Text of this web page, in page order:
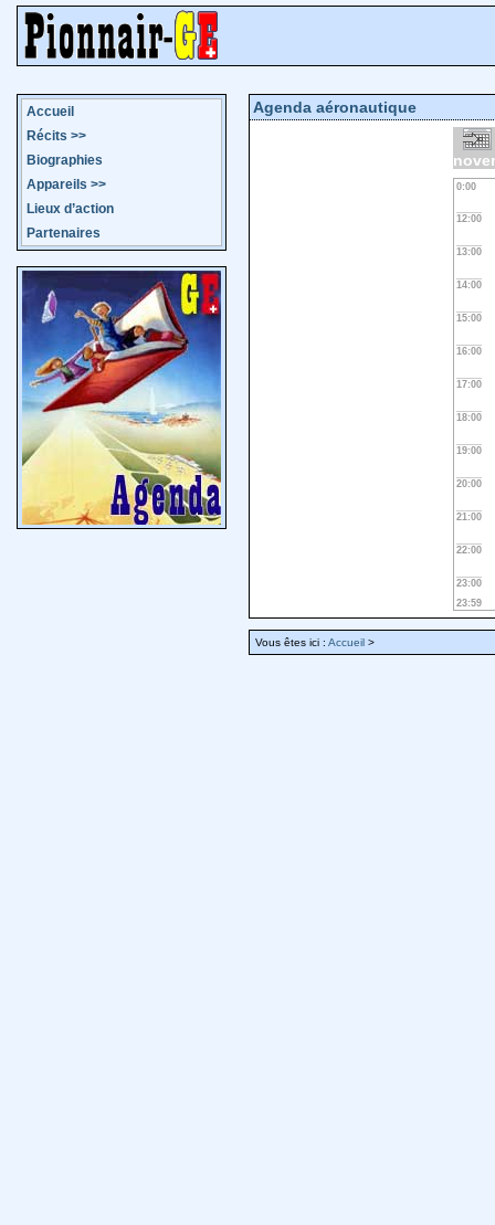
Accueil
Récits >>
Biographies
Appareils >>
Lieux d’action
Partenaires
Agenda aéronautique
0:00
12:00
13:00
14:00
15:00
16:00
17:00
18:00
19:00
20:00
21:00
22:00
23:00
23:59
Vous êtes ici : Accueil >